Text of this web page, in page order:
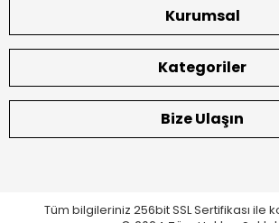
Kurumsal
Kategoriler
Bize Ulaşın
Tüm bilgileriniz 256bit SSL Sertifikası ile